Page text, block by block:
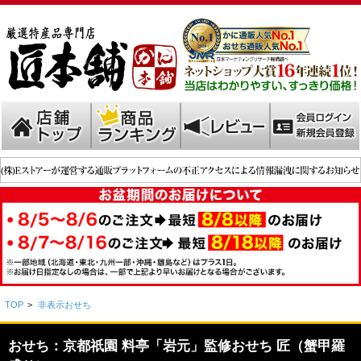
TOP > 非表示おせち
おせち：京都祇園 料亭「岩元」監修おせち 匠（蟹甲羅